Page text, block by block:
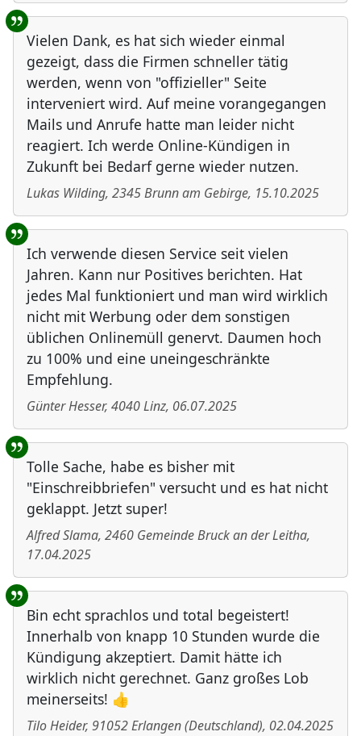
Vielen Dank, es hat sich wieder einmal
gezeigt, dass die Firmen schneller tätig
werden, wenn von "offizieller" Seite
interveniert wird. Auf meine vorangegangen
Mails und Anrufe hatte man leider nicht
reagiert. Ich werde Online-Kündigen in
Zukunft bei Bedarf gerne wieder nutzen.
Lukas Wilding, 2345Brunn am Gebirge, 15.10.2025
Ich verwende diesen Service seit vielen
Jahren. Kann nur Positives berichten. Hat
jedes Mal funktioniert und man wird wirklich
nicht mit Werbung oder dem sonstigen
üblichen Onlinemüll genervt. Daumen hoch
zu 100% und eine uneingeschränkte
Empfehlung.
Günter Hesser, 4040Linz, 06.07.2025
Tolle Sache, habe es bisher mit
"Einschreibbriefen" versucht und es hat nicht
geklappt. Jetzt super!
Alfred Slama, 2460 Gemeinde Bruck an der Leitha,
17.04.2025
Bin echt sprachlos und total begeistert!
Innerhalb von knapp 10 Stunden wurde die
Kündigung akzeptiert. Damit hätte ich
wirklich nicht gerechnet. Ganz großes Lob
meinerseits! 👍
Tilo Heider, 91052Erlangen(Deutschland), 02.04.2025